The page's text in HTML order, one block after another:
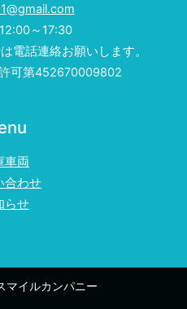
～17:30
話連絡お願いします。
可第452670009802
車両
合わせ
らせ
イルカンパニー